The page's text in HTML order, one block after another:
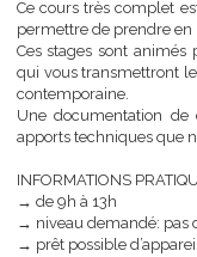
Le cours se déroule
formation de Destin
Ce cours très complet
permettre de prendre
Ces stages sont
qui vous
contemporaine.
Une documentation
apports techniques
INFORMATIONS